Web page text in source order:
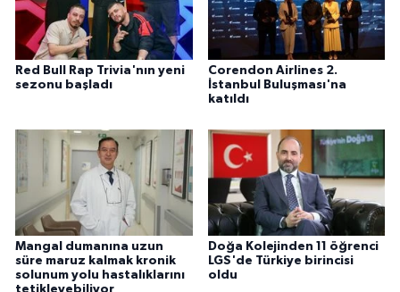
Red Bull Rap Trivia'nın yeni
sezonu başladı
Corendon Airlines 2.
İstanbul Buluşması'na
katıldı
Mangal dumanına uzun
süre maruz kalmak kronik
solunum yolu hastalıklarını
tetikleyebiliyor
Doğa Kolejinden 11 öğrenci
LGS'de Türkiye birincisi
oldu